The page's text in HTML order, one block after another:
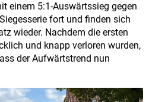
einem 5:1-Auswärtssieg gegen
fort und finden sich
wieder. Nachdem die ersten
und knapp verloren wurden,
der Aufwärtstrend nun